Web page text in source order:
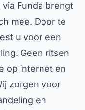
Funda brengt
mee. Door te
u voor een
Geen ritsen
op internet en
zorgen voor
en